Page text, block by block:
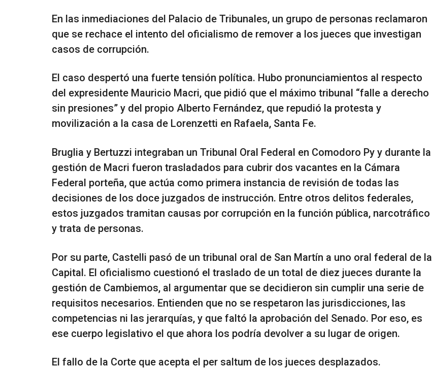
En las inmediaciones del Palacio de Tribunales, un grupo de personas reclamaron
que se rechace el intento del oficialismo de remover a los jueces que investigan
casos de corrupción.
El caso despertó una fuerte tensión política. Hubo pronunciamientos al respecto
del expresidente Mauricio Macri, que pidió que el máximo tribunal “falle a derecho
sin presiones” y del propio Alberto Fernández, que repudió la protesta y
movilización a la casa de Lorenzetti en Rafaela, Santa Fe.
Bruglia y Bertuzzi integraban un Tribunal Oral Federal en Comodoro Py y durante la
gestión de Macri fueron trasladados para cubrir dos vacantes en la Cámara
Federal porteña, que actúa como primera instancia de revisión de todas las
decisiones de los doce juzgados de instrucción. Entre otros delitos federales,
estos juzgados tramitan causas por corrupción en la función pública, narcotráfico
y trata de personas.
Por su parte, Castelli pasó de un tribunal oral de San Martín a uno oral federal de la
Capital. El oficialismo cuestionó el traslado de un total de diez jueces durante la
gestión de Cambiemos, al argumentar que se decidieron sin cumplir una serie de
requisitos necesarios. Entienden que no se respetaron las jurisdicciones, las
competencias ni las jerarquías, y que faltó la aprobación del Senado. Por eso, es
ese cuerpo legislativo el que ahora los podría devolver a su lugar de origen.
El fallo de la Corte que acepta el per saltum de los jueces desplazados.